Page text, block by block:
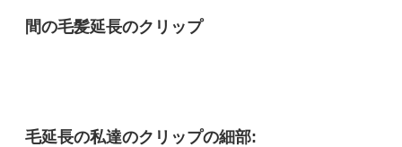
間の毛髪延長のクリップ
毛延長の私達のクリップの細部: